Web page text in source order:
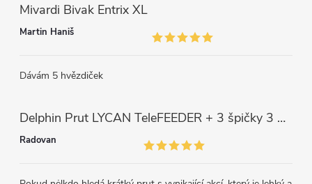
Mivardi Bivak Entrix XL
Martin Haniš
Dávám 5 hvězdiček
Delphin Prut LYCAN TeleFEEDER + 3 špičky 3 m, 80 g
Radovan